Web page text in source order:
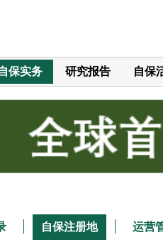
保实务 研究报告 自保
自保注册地 运营